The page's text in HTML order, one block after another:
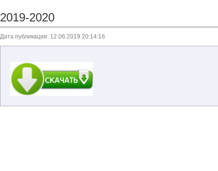
2019-2020
Дата публикации: 12.06.2019 20:14:16